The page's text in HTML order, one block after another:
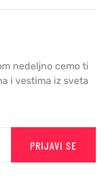
nedeljno cemo ti
i vestima iz sveta
PRIJAVI SE